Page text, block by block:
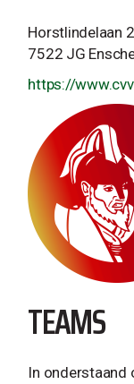
Horstlindelaan
7522 JG
https://
TEAMS
In onderstaand